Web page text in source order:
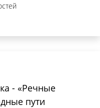
- «Речные
пути